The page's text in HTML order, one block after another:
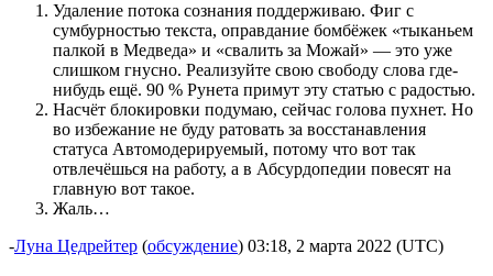
Удаление потока сознания поддерживаю. Фиг с
сумбурностью текста, оправдание бомбёжек «тыканьем
палкой в Медведа» и «свалить за Можай» — это уже
слишком гнусно. Реализуйте свою свободу слова где-
нибудь ещё. 90 % Рунета примут эту статью с радостью.
Насчёт блокировки подумаю, сейчас голова пухнет. Но
во избежание не буду ратовать за восстанавления
статуса Автомодерируемый, потому что вот так
отвлечёшься на работу, а в Абсурдопедии повесят на
главную вот такое.
Жаль…
-Луна Цедрейтер (обсуждение) 03:18, 2 марта 2022 (UTC)